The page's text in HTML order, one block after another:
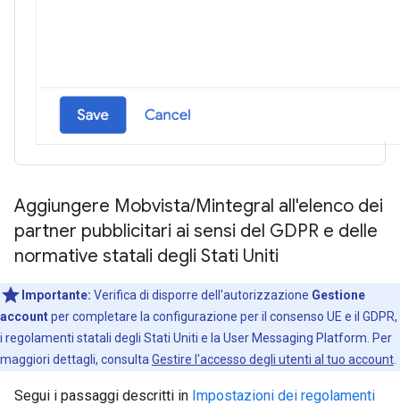
Aggiungere Mobvista/Mintegral all'elenco dei
partner pubblicitari ai sensi del GDPR e delle
normative statali degli Stati Uniti
Importante: Verifica di disporre dell'autorizzazione Gestione
accountper completare la configurazione per il consenso UE e il GDPR,
i regolamenti statali degli Stati Uniti e la User Messaging Platform. Per
maggiori dettagli, consulta Gestire l'accesso degli utenti al tuo account
Segui i passaggi descritti in Impostazioni dei regolamenti